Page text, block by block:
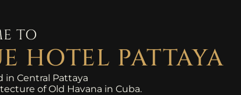
TO
HOTEL PATTAYA
in Central Pattaya
of Old Havana in Cuba.